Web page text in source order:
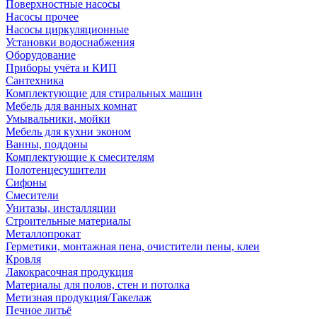
Поверхностные насосы
Насосы прочее
Насосы циркуляционные
Установки водоснабжения
Оборудование
Приборы учёта и КИП
Сантехника
Комплектующие для стиральных машин
Мебель для ванных комнат
Умывальники, мойки
Мебель для кухни эконом
Ванны, поддоны
Комплектующие к смесителям
Полотенцесушители
Сифоны
Смесители
Унитазы, инсталляции
Строительные материалы
Металлопрокат
Герметики, монтажная пена, очистители пены, клеи
Кровля
Лакокрасочная продукция
Материалы для полов, стен и потолка
Метизная продукция/Такелаж
Печное литьё